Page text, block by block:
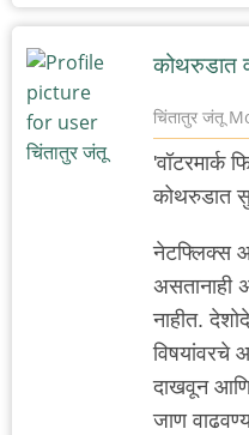
कोथरुडात
चिंतातुर जंतू
'वॉटरमार्क
कोथरुडात
नेटफ्लिक्स
असतानाही
नाहीत.
विषयांवरचे
दाखवून आणि
जाण